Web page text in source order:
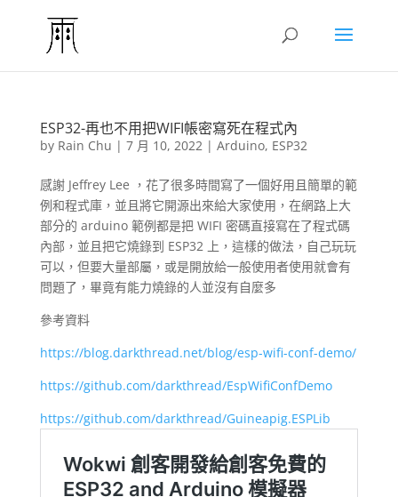
ESP32-再也不用把WIFI帳密寫死在程式內
by Rain Chu | 7 月 10, 2022| Arduino, ESP32
感謝 Jeffrey Lee ，花了很多時間寫了一個好用且簡單的範
例和程式庫，並且將它開源出來給大家使用，在網路上大
部分的 arduino 範例都是把 WIFI 密碼直接寫在了程式碼
內部，並且把它燒錄到 ESP32 上，這樣的做法，自己玩玩
可以，但要大量部屬，或是開放給一般使用者使用就會有
問題了，畢竟有能力燒錄的人並沒有自麼多
參考資料
https://blog.darkthread.net/blog/esp-wifi-conf-demo/
https://github.com/darkthread/EspWifiConfDemo
https://github.com/darkthread/Guineapig.ESPLib